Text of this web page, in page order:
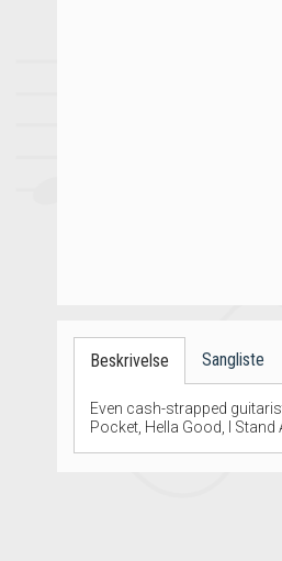
Beskrivelse Sangliste
Even cash-strapped
Pocket, Hella Good, I